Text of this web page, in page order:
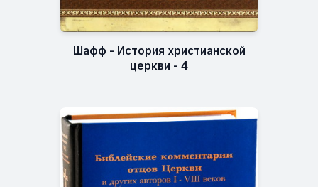
Шафф - История христианской
церкви - 4